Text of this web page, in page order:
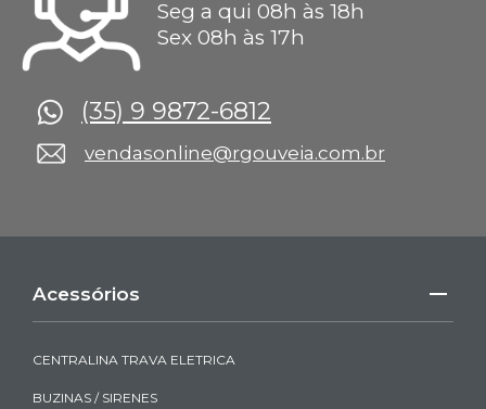
Seg a qui 08h às 18h
Sex 08h às 17h
(35) 9 9872-6812
vendasonline@rgouveia.com.br
Acessórios
CENTRALINA TRAVA ELETRICA
BUZINAS / SIRENES